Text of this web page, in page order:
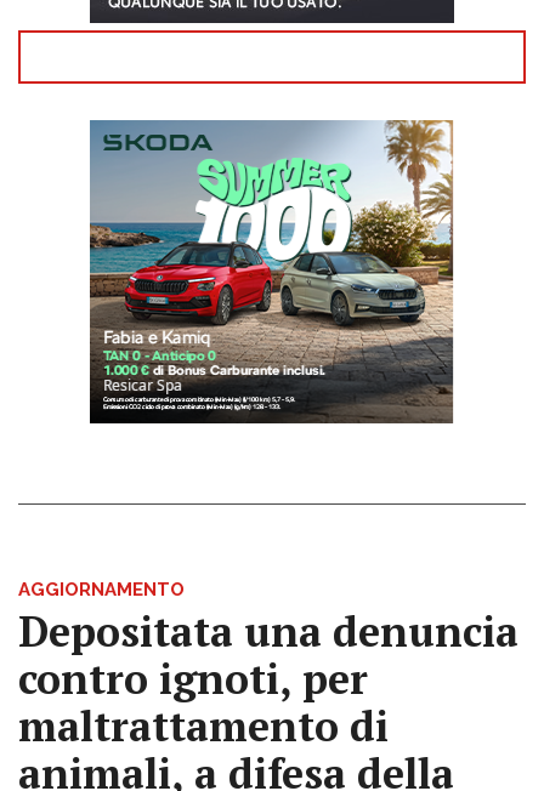
AGGIORNAMENTO
Depositata una denuncia
contro ignoti, per
maltrattamento di
animali, a difesa della